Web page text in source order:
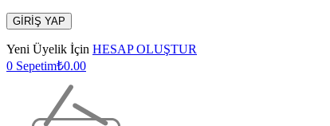
Yeni Üyelik İçin HESAP OLUŞTUR
0 Sepetim₺0.00